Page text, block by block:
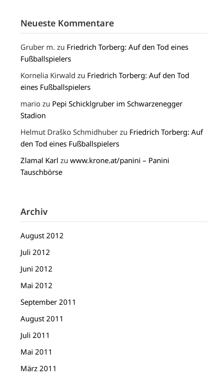
Neueste Kommentare
Gruber m. zu Friedrich Torberg: Auf den Tod eines
Fußballspielers
Kornelia Kirwald zu Friedrich Torberg: Auf den Tod
eines Fußballspielers
mario zu Pepi Schicklgruber im Schwarzenegger
Stadion
Helmut Draško Schmidhuber zu Friedrich Torberg: Auf
den Tod eines Fußballspielers
Zlamal Karl zuwww.krone.at/panini – Panini
Tauschbörse
Archiv
August 2012
Juli 2012
Juni 2012
Mai 2012
September 2011
August 2011
Juli 2011
Mai 2011
März 2011